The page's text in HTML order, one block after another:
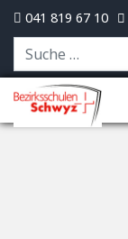
041 819 67 10
Suchen